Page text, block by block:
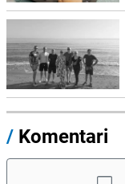
/ Komentari